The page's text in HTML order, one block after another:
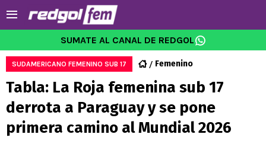
SUMATE AL CANAL DE REDGOL
SUDAMERICANO FEMENINO SUB 17 Femenino
Tabla: La Roja femenina sub 17
derrota a Paraguay y se pone
primera camino al Mundial 2026